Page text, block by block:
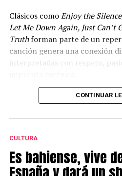
Clásicos comoEnjoy the
Let Me Down Again, Just Can’t
Truthforman parte de un
canción genera una conexión
interpretadas con respeto,
Las entradas están $35.000 y
CONTINUAR
CULTURA
Es bahiense, vive